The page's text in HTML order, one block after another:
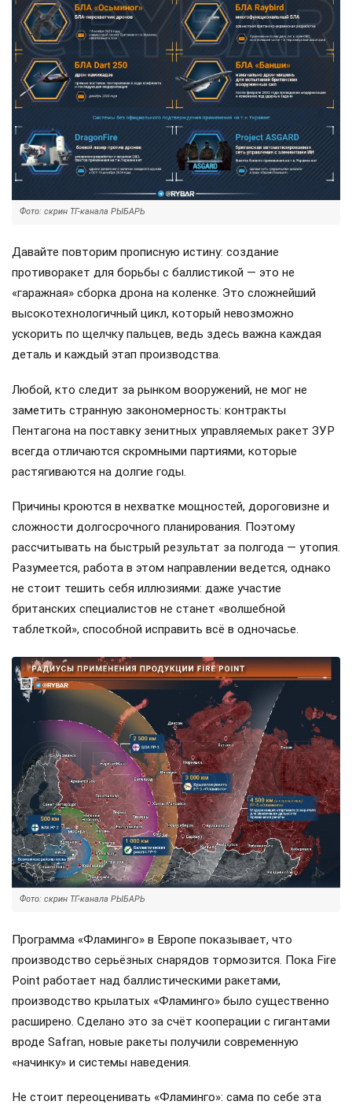
Фото: скрин ТГ-канала РЫБАРЬ
Давайте повторим прописную истину: создание
противоракет для борьбы с баллистикой — это не
«гаражная» сборка дрона на коленке. Это сложнейший
высокотехнологичный цикл, который невозможно
ускорить по щелчку пальцев, ведь здесь важна каждая
деталь и каждый этап производства.
Любой, кто следит за рынком вооружений, не мог не
заметить странную закономерность: контракты
Пентагона на поставку зенитных управляемых ракет ЗУР
всегда отличаются скромными партиями, которые
растягиваются на долгие годы.
Причины кроются в нехватке мощностей, дороговизне и
сложности долгосрочного планирования. Поэтому
рассчитывать на быстрый результат за полгода — утопия.
Разумеется, работа в этом направлении ведется, однако
не стоит тешить себя иллюзиями: даже участие
британских специалистов не станет «волшебной
таблеткой», способной исправить всё в одночасье.
Фото: скрин ТГ-канала РЫБАРЬ
Программа «Фламинго» в Европе показывает, что
производство серьёзных снарядов тормозится. Пока Fire
Point работает над баллистическими ракетами,
производство крылатых «Фламинго» было существенно
расширено. Сделано это за счёт кооперации с гигантами
вроде Safran, новые ракеты получили современную
«начинку» и системы наведения.
Не стоит переоценивать «Фламинго»: сама по себе эта